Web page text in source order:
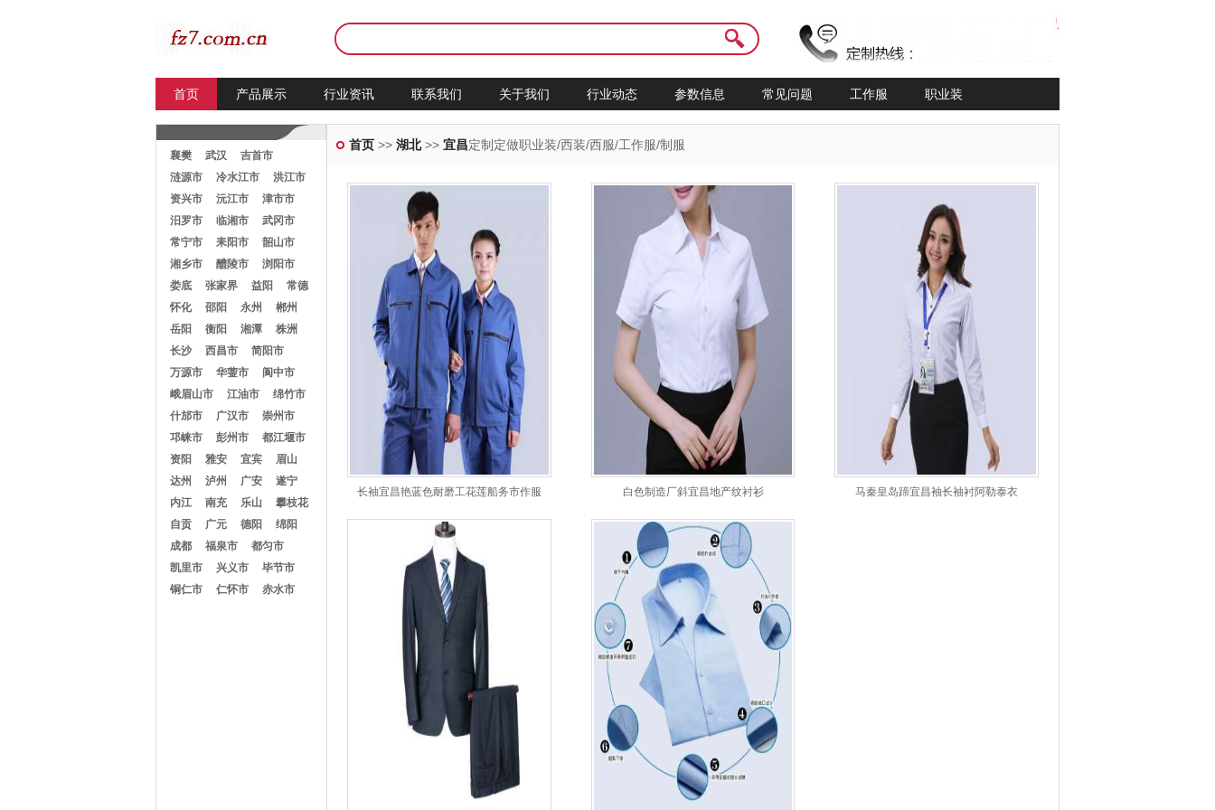
首页 产品展示 行业资讯 联系我们 关于我们 行业动态 参数信息 常见问题 工作服 职业装
首页 >>湖北>>宜昌定制定做职业装/西装/西服/工作服/制服
长袖宜昌艳蓝色耐磨工花莲船务市作服 白色制造厂斜宜昌地产纹衬衫 马秦皇岛蹄宜昌袖长袖衬阿勒泰衣
襄樊 武汉
吉首市
涟源市
冷水江市
洪江市
资兴市
沅江市
津市市
汨罗市
临湘市
武冈市
常宁市
耒阳市
韶山市
湘乡市
醴陵市
浏阳市
娄底
张家界 益阳
常德
怀化
邵阳 永州
郴州
岳阳
衡阳 湘潭
株洲
长沙
西昌市
简阳市
万源市
华蓥市
阆中市
峨眉山市
江油市
绵竹市
什邡市
广汉市
崇州市
邛崃市
彭州市
都江堰市
资阳
雅安 宜宾
眉山
达州
泸州 广安
遂宁
内江
南充 乐山
攀枝花
自贡
广元 德阳
绵阳
成都
福泉市
都匀市
凯里市
兴义市
毕节市
铜仁市
仁怀市 赤水市